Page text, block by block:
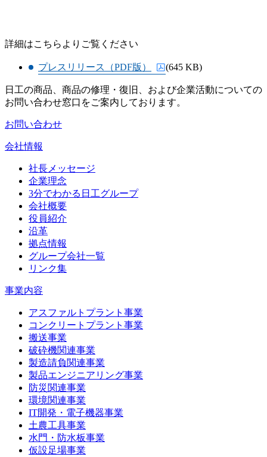
詳細はこちらよりご覧ください
プレスリリース（PDF版） (645 KB)
日工の商品、商品の修理・復旧、および企業活動についての
お問い合わせ窓口をご案内しております。
お問い合わせ
会社情報
社長メッセージ
企業理念
3分でわかる日工グループ
会社概要
役員紹介
沿革
拠点情報
グループ会社一覧
リンク集
事業内容
アスファルトプラント事業
コンクリートプラント事業
搬送事業
破砕機関連事業
製造請負関連事業
製品エンジニアリング事業
防災関連事業
環境関連事業
IT開発・電子機器事業
土農工具事業
水門・防水板事業
仮設足場事業